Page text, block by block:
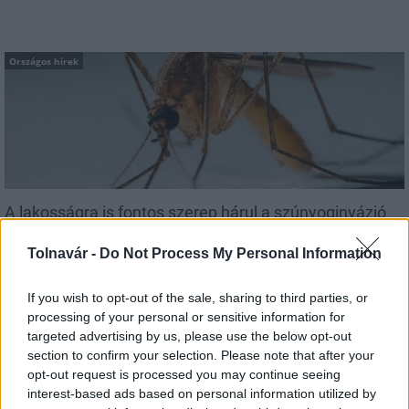
Tolnavár - Do Not Process My Personal Information
If you wish to opt-out of the sale, sharing to third parties, or
processing of your personal or sensitive information for
targeted advertising by us, please use the below opt-out
section to confirm your selection. Please note that after your
opt-out request is processed you may continue seeing
interest-based ads based on personal information utilized by
Országos hírek
A lakosságra is fontos szerep hárul a szúnyoginvázió
Országos hírek